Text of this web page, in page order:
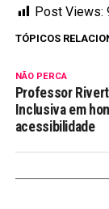
Post Views:
TÓPICOS
NÃO PERCA
Professor
Inclusiva em
acessibilidade